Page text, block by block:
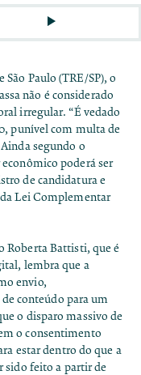
Paulo (TRE/SP), o
não é considerado
irregular. “É vedado
punível com multa de
segundo o
poderá ser
de candidatura e
Lei Complementar
Roberta Battisti, que é
lembra que a
envio,
conteúdo para um
o disparo massivo de
o consentimento
estar dentro do que a
sido feito a partir de